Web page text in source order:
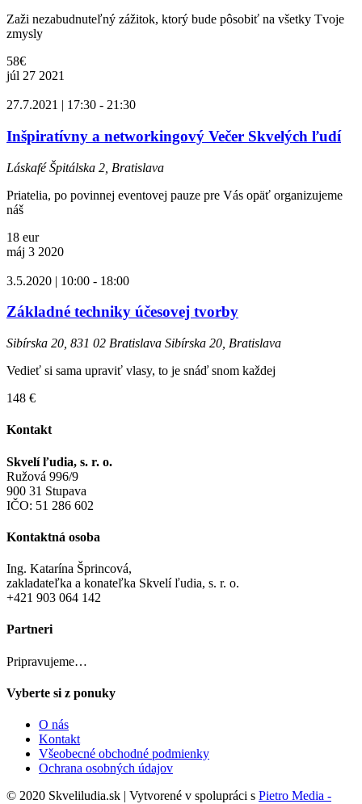
Zaži nezabudnuteľný zážitok, ktorý bude pôsobiť na všetky Tvoje
zmysly
58€
júl 27 2021
27.7.2021 | 17:30 - 21:30
Inšpiratívny a networkingový Večer Skvelých ľudí
LáskaféŠpitálska 2, Bratislava
Priatelia, po povinnej eventovej pauze pre Vás opäť organizujeme
náš
18 eur
máj 3 2020
3.5.2020 | 10:00 - 18:00
Základné techniky účesovej tvorby
Sibírska 20, 831 02 Bratislava Sibírska 20, Bratislava
Vedieť si sama upraviť vlasy, to je snáď snom každej
148 €
Kontakt
Skvelí ľudia, s. r. o.
Ružová 996/9
900 31 Stupava
IČO: 51 286 602
Kontaktná osoba
Ing. Katarína Šprincová,
zakladateľka a konateľka Skvelí ľudia, s. r. o.
+421 903 064 142
Partneri
Pripravujeme…
Vyberte si z ponuky
O nás
Kontakt
Všeobecné obchodné podmienky
Ochrana osobných údajov
© 2020 Skveliludia.sk | Vytvorené v spolupráci s Pietro Media -